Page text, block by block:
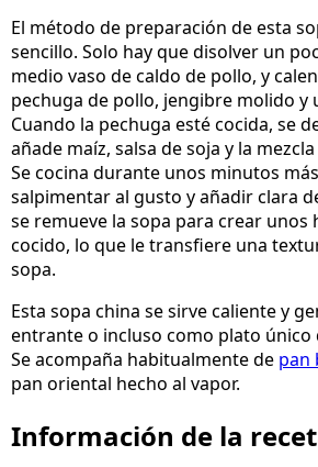
El método de preparación de esta
sencillo. Solo hay que disolver un
medio vaso de caldo de pollo, y
pechuga de pollo, jengibre molido y
Cuando la pechuga esté cocida, se
añade maíz, salsa de soja y la
Se cocina durante unos minutos
salpimentar al gusto y añadir clara
se remueve la sopa para crear unos
cocido, lo que le transfiere una
sopa.
Esta sopa china se sirve caliente y
entrante o incluso como plato único
Se acompaña habitualmente de pan
pan oriental hecho al vapor.
Información de la